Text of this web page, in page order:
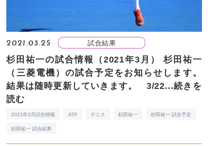
2021.03.25 試合結果
杉田祐一の試合情報（2021年3月）
杉田祐一
（三菱電機）の試合予定をお知らせします。
結果は随時更新していきます。 3/22...続きを
読む
2021年3月試合情報 ATP テニス 杉田祐一 杉田祐一 試合予定
杉田祐一 試合結果